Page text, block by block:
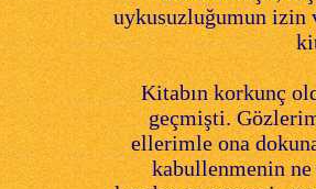
uykusuzluğumun izin
Kitabın korkunç
geçmişti.
ellerimle ona
kabullenmenin